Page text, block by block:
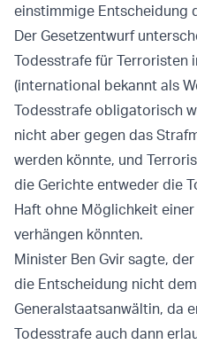
einstimmige Entscheidung
Der Gesetzentwurf
Todesstrafe für Terroristen
(international bekannt als
Todesstrafe obligatorisch
nicht aber gegen das
werden könnte, und
die Gerichte entweder die
Haft ohne Möglichkeit
verhängen könnten.
Minister Ben Gvir sagte,
die Entscheidung nicht
Generalstaatsanwältin, da
Todesstrafe auch dann